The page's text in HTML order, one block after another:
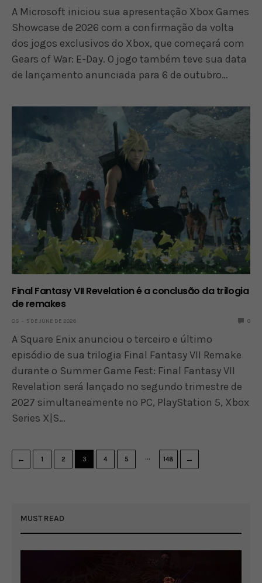
A Microsoft iniciou sua apresentação Xbox Games
Showcase de 2026 com a confirmação da volta
dos jogos exclusivos do Xbox, que começará com
Gears of War: E-Day. O jogo também teve sua data
de lançamento anunciada para 6 de outubro…
Final Fantasy VII Revelation é a conclusão da trilogia
de remakes
OS 5 DE JUNE DE 2026 0
A Square Enix anunciou o terceiro e último
episódio de sua trilogia Final Fantasy VII Remake
durante o Summer Game Fest: Final Fantasy VII
Revelation será lançado no segundo trimestre de
2027 simultaneamente no PC, PlayStation 5, Xbox
Series X|S…
← 1 2 3 4 5 … 148 →
MUST READ